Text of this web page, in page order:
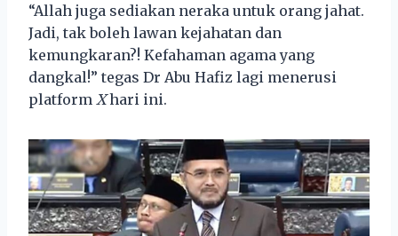
“Allah juga sediakan neraka untuk orang jahat.
Jadi, tak boleh lawan kejahatan dan
kemungkaran?! Kefahaman agama yang
dangkal!” tegas Dr Abu Hafiz lagi menerusi
platform Xhari ini.